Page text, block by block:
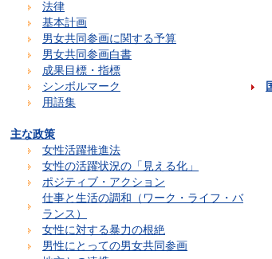
法律
基本計画
男女共同参画に関する予算
男女共同参画白書
成果目標・指標
シンボルマーク
用語集
主な政策
女性活躍推進法
女性の活躍状況の「見える化」
ポジティブ・アクション
仕事と生活の調和（ワーク・ライフ・バ
ランス）
女性に対する暴力の根絶
男性にとっての男女共同参画